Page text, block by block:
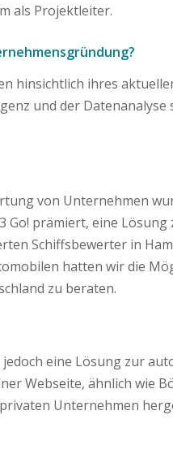
als Projektleiter.
hinsichtlich ihres
und der Datenanalyse
von Unternehmen
Go! prämiert, eine
Schiffsbewerter in
hatten wir die
zu beraten.
eine Lösung zur
Webseite, ähnlich wie
Unternehmen